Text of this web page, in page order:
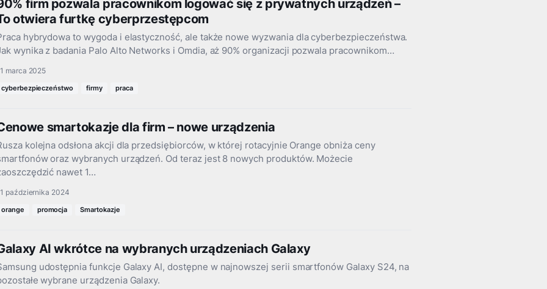
firm pozwala pracownikom logować się z prywatnych urządzeń –
otwiera furtkę cyberprzestępcom
hybrydowa to wygoda i elastyczność, ale także nowe wyzwania dla cyberbezpieczeństwa.
wynika z badania Palo Alto Networks i Omdia, aż 90% organizacji pozwala pracownikom…
marca 2025
cyberbezpieczeństwo firmy praca
smartokazje dla firm – nowe urządzenia
kolejna odsłona akcji dla przedsiębiorców, w której rotacyjnie Orange obniża ceny
oraz wybranych urządzeń. Od teraz jest 8 nowych produktów. Możecie
nawet 1…
października 2024
orange promocja Smartokazje
AI wkrótce na wybranych urządzeniach Galaxy
udostępnia funkcje Galaxy AI, dostępne w najnowszej serii smartfonów Galaxy S24, na
wybrane urządzenia Galaxy.